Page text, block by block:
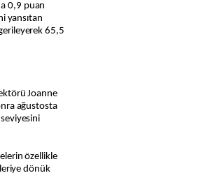
0,9 puan
yansıtan
65,5
Joanne
ağustosta
özellikle
dönük